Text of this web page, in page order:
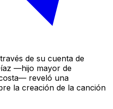
de su cuenta de
—hijo mayor de
reveló una
la creación de la canción